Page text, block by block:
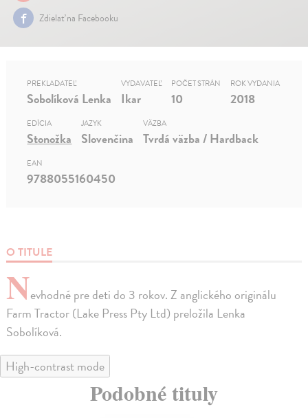
Zdielať na Facebooku
O TITULE
Nevhodné pre deti do 3 rokov. Z anglického originálu
Farm Tractor (Lake Press Pty Ltd) preložila Lenka
Sobolíková.
PREKLADATEĽ
Sobolíková Lenka
VYDAVATEĽ
Ikar
POČET STRÁN
10
ROK VYDANIA
2018
EDÍCIA
Stonožka
JAZYK
Slovenčina
VÄZBA
Tvrdá väzba / Hardback
EAN
9788055160450
High-contrast mode
Podobné tituly